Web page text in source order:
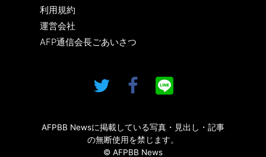
利用規約
運営会社
AFP通信会長ごあいさつ
AFPBB Newsに掲載している写真・見出し・記事
の無断使用を禁じます。
© AFPBB News